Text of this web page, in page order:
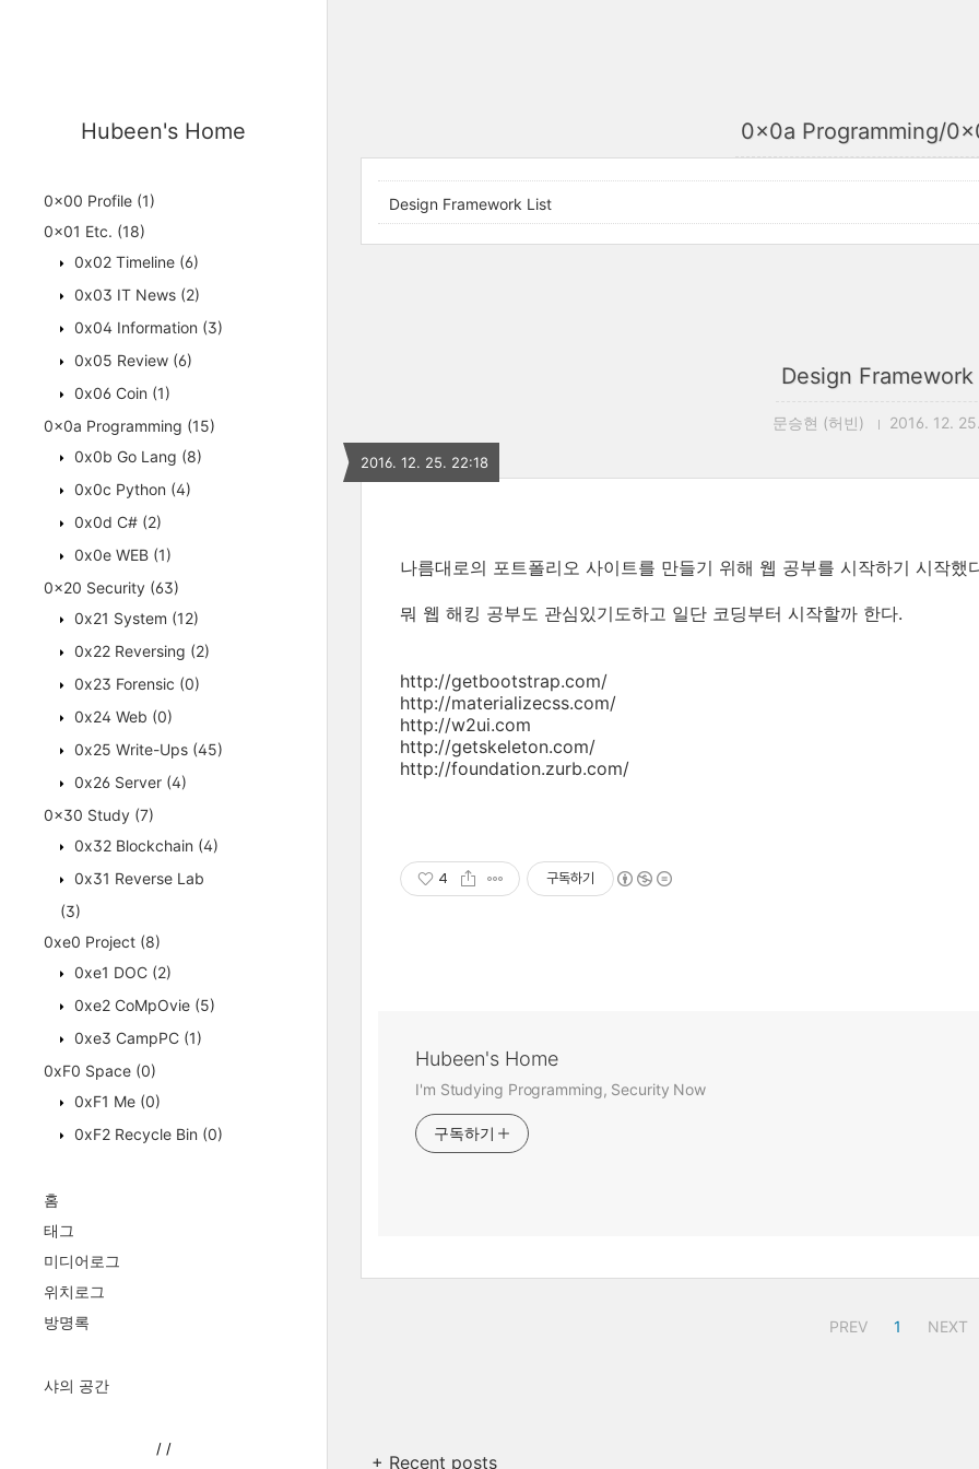
Hubeen's Home
0x00 Profile (1)
0x01 Etc. (18)
0x02 Timeline (6)
0x03 IT News (2)
0x04 Information (3)
0x05 Review (6)
0x06 Coin (1)
0x0a Programming (15)
0x0b Go Lang (8)
0x0c Python (4)
0x0d C# (2)
0x0e WEB (1)
0x20 Security (63)
0x21 System (12)
0x22 Reversing (2)
0x23 Forensic (0)
0x24 Web (0)
0x25 Write-Ups (45)
0x26 Server (4)
0x30 Study (7)
0x32 Blockchain (4)
0x31 Reverse Lab
(3)
0xe0 Project (8)
0xe1 DOC (2)
0xe2 CoMpOvie (5)
0xe3 CampPC (1)
0xF0 Space (0)
0xF1 Me (0)
0xF2 Recycle Bin (0)
홈
태그
미디어로그
위치로그
방명록
샤의 공간
/ /
0x0a Programming/
Design Framework List
Design Framework
문승현 (허빈) 2016. 12.
2016. 12. 25. 22:18
나름대로의 포트폴리오 사이트를 만들기 위해 웹 공부를 시작하기 시작했
뭐 웹 해킹 공부도 관심있기도하고 일단 코딩부터 시작할까 한다.
http://getbootstrap.com/
http://materializecss.com/
http://w2ui.com
http://getskeleton.com/
http://foundation.zurb.com/
4 구독하기
Hubeen's Home
I'm Studying Programming, Security Now
구독하기
PREV 1 NEXT
+ Recent posts